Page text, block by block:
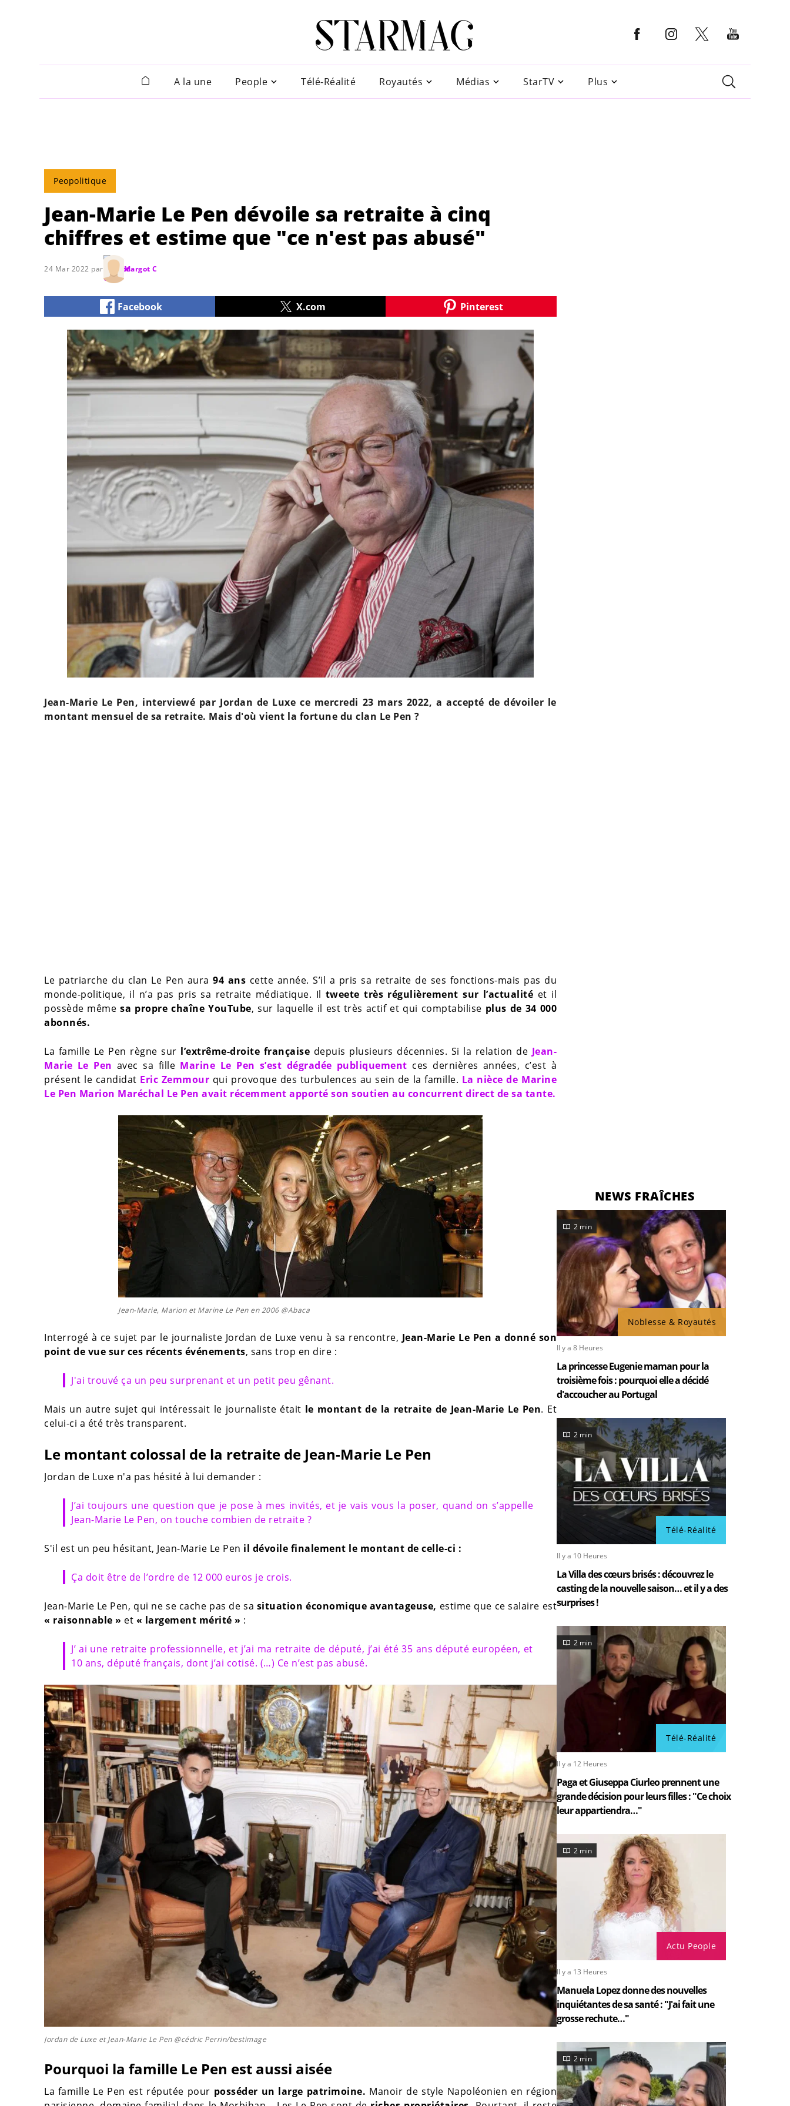
A la une People Télé-Réalité Royautés Médias StarTV Plus
Peopolitique
Jean-Marie Le Pen dévoile sa retraite à cinq
chiffres et estime que "ce n'est pas abusé"
24 Mar 2022 par Margot C
Facebook X.com Pinterest
Jean-Marie Le Pen, interviewé par Jordan de Luxe ce mercredi 23 mars 2022, a accepté de dévoiler le
montant mensuel de sa retraite. Mais d'où vient la fortune du clan Le Pen ?
Le patriarche du clan Le Pen aura 94 ans cette année. S’il a pris sa retraite de ses fonctions-mais pas du
monde-politique, il n’a pas pris sa retraite médiatique. Il tweete très régulièrement sur l’actualité et il
possède mêmesa propre chaîne YouTube, sur laquelle il est très actif et qui comptabilise plus de 34 000
abonnés.
La famille Le Pen règne sur l’extrême-droite française depuis plusieurs décennies. Si la relation de Jean-
Marie Le Pen avec sa fille Marine Le Pen s’est dégradée publiquement ces dernières années, c’est à
présent le candidat Eric Zemmour qui provoque des turbulences au sein de la famille. La nièce de Marine
Le Pen Marion Maréchal Le Pen avait récemment apporté son soutien au concurrent direct de sa tante.
Jean-Marie, Marion et Marine Le Pen en 2006 @Abaca
Interrogé à ce sujet par le journaliste Jordan de Luxe venu à sa rencontre, Jean-Marie Le Pen a donné son
point de vue sur ces récents événements, sans trop en dire :
J'ai trouvé ça un peu surprenant et un petit peu gênant.
Mais un autre sujet qui intéressait le journaliste était le montant de la retraite de Jean-Marie Le Pen. Et
celui-ci a été très transparent.
Le montant colossal de la retraite de Jean-Marie Le Pen
Jordan de Luxe n'a pas hésité à lui demander :
J’ai toujours une question que je pose à mes invités, et je vais vous la poser, quand on s’appelle
Jean-Marie Le Pen, on touche combien de retraite ?
S'il est un peu hésitant, Jean-Marie Le Pen il dévoile finalement le montant de celle-ci :
Ça doit être de l’ordre de 12 000 euros je crois.
Jean-Marie Le Pen, qui ne se cache pas de sa situation économique avantageuse, estime que ce salaire est
« raisonnable » et « largement mérité » :
J’ ai une retraite professionnelle, et j’ai ma retraite de député, j’ai été 35 ans député européen, et
10 ans, député français, dont j’ai cotisé. (…) Ce n’est pas abusé.
Jordan de Luxe et Jean-Marie Le Pen @cédric Perrin/bestimage
Pourquoi la famille Le Pen est aussi aisée
La famille Le Pen est réputée pour posséder un large patrimoine. Manoir de style Napoléonien en région
NEWS FRAÎCHES
Noblesse & Royautés
2 min
Il y a 8 Heures
La princesse Eugenie maman pour la
troisième fois : pourquoi elle a décidé
d'accoucher au Portugal
Télé-Réalité
2 min
Il y a 10 Heures
La Villa des cœurs brisés : découvrez le
casting de la nouvelle saison… et il y a des
surprises !
Télé-Réalité
2 min
Il y a 12 Heures
Paga et Giuseppa Ciurleo prennent une
grande décision pour leurs filles : "Ce choix
leur appartiendra…"
Actu People
2 min
Il y a 13 Heures
Manuela Lopez donne des nouvelles
inquiétantes de sa santé : "J'ai fait une
grosse rechute…"
2 min